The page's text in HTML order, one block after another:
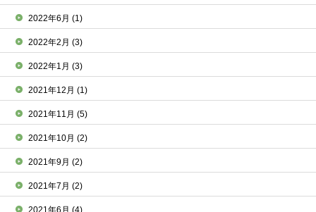
2022年6月(1)
2022年2月(3)
2022年1月(3)
2021年12月(1)
2021年11月(5)
2021年10月(2)
2021年9月(2)
2021年7月(2)
2021年6月(4)